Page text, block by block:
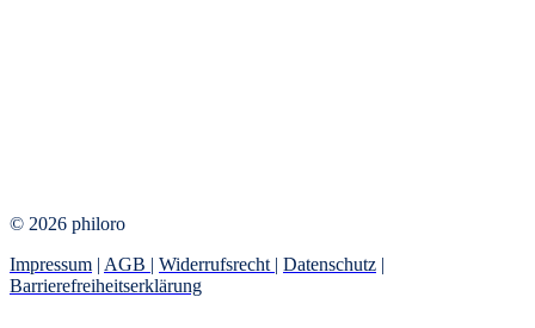
© 2026 philoro
Impressum | AGB | Widerrufsrecht | Datenschutz |
Barrierefreiheitserklärung